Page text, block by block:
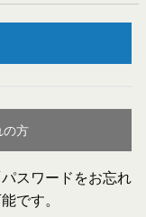
方
スワードをお忘れ
です。